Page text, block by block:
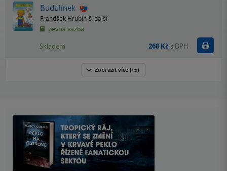
Budulínek
František Hrubín& další
pevná vazba
Skladem 268 Kč s DPH
Zobrazit více (+5)